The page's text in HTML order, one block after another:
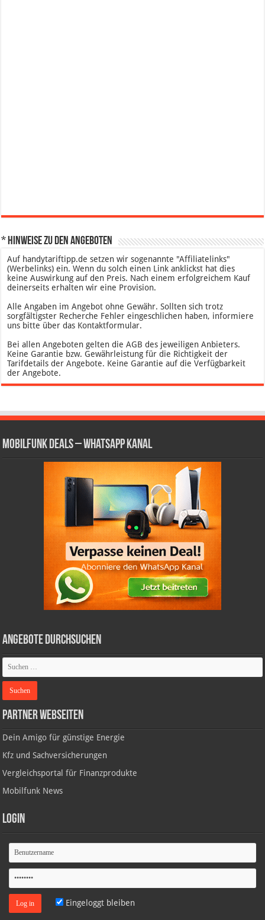
* Hinweise zu den Angeboten
Auf handytariftipp.de setzen wir sogenannte "Affiliatelinks"
(Werbelinks) ein. Wenn du solch einen Link anklickst hat dies
keine Auswirkung auf den Preis. Nach einem erfolgreichem Kauf
deinerseits erhalten wir eine Provision.
Alle Angaben im Angebot ohne Gewähr. Sollten sich trotz
sorgfältigster Recherche Fehler eingeschlichen haben, informiere
uns bitte über das Kontaktformular.
Bei allen Angeboten gelten die AGB des jeweiligen Anbieters.
Keine Garantie bzw. Gewährleistung für die Richtigkeit der
Tarifdetails der Angebote. Keine Garantie auf die Verfügbarkeit
der Angebote.
Mobilfunk Deals – WhatsApp Kanal
Angebote durchsuchen
Partner Webseiten
Dein Amigo für günstige Energie
Kfz und Sachversicherungen
Vergleichsportal für Finanzprodukte
Mobilfunk News
Login
Eingeloggt bleiben